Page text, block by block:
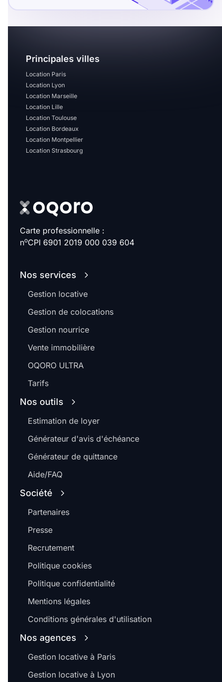
m2
m2
Nombre de chambres
disponibles
Espaces additionnels
Sélectionner...
communes
Local à vélo
Disponible à partir du
Promotions
promotions sur honoraires
Principales villes
Location Paris
Location Lyon
Location Marseille
Location Lille
Location Toulouse
Location Bordeaux
Location Montpellier
Location Strasbourg
Carte professionnelle :
noCPI 6901 2019 000 039 604
Nos services
Gestion locative
Gestion de colocations
Gestion nourrice
Vente immobilière
OQORO ULTRA
Tarifs
Nos outils
Estimation de loyer
Générateur d'avis d'échéance
Générateur de quittance
Aide/FAQ
Société
Partenaires
Presse
Recrutement
Politique cookies
Politique confidentialité
Mentions légales
Conditions générales d'utilisation
Nos agences
Gestion locative à Paris
Gestion locative à Lyon